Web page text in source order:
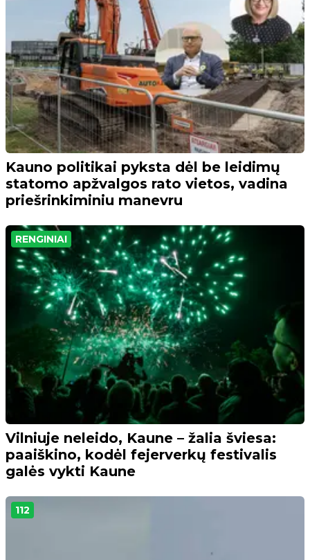
Kauno politikai pyksta dėl be leidimų
statomo apžvalgos rato vietos, vadina
priešrinkiminiu manevru
RENGINIAI
Vilniuje neleido, Kaune – žalia šviesa:
paaiškino, kodėl fejerverkų festivalis
galės vykti Kaune
112